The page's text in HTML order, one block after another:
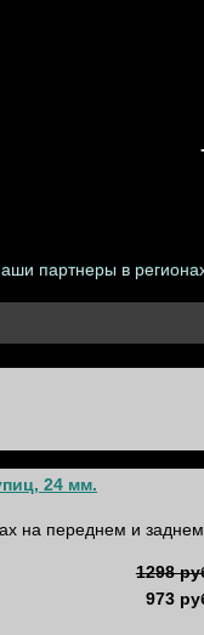
партнеры в
24 мм.
на переднем и заднем
1298
973